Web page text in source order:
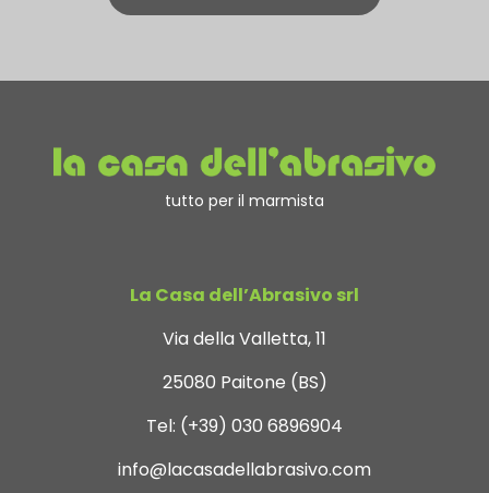
tutto per il marmista
La Casa dell’Abrasivo srl
Via della Valletta, 11
25080 Paitone (BS)
Tel: (+39) 030 6896904
info@lacasadellabrasivo.com